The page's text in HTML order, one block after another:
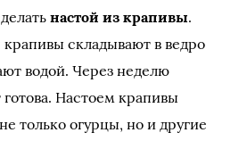
настой из крапивы.
крапивы складывают в ведро
водой. Через неделю
Настоем крапивы
только огурцы, но и другие